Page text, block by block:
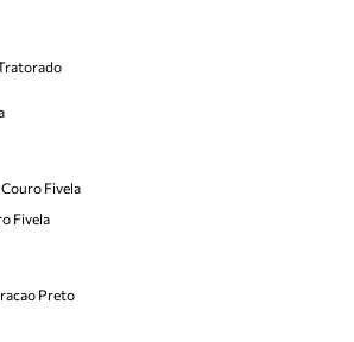
Fivela
Fivela
Preto